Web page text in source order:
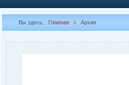
Вы здесь: Главная Архив